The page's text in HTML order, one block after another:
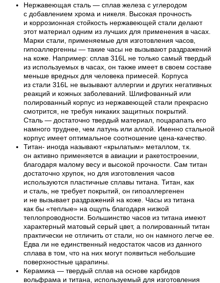
Нержавеющая сталь — сплав железа с углеродом
с добавлением хрома и никеля. Высокая прочность
и коррозионная стойкость нержавеющей стали делают
этот материал одним из лучших для применения в часах.
Марки стали, применяемые для изготовления часов,
гипоаллергенны — такие часы не вызывают раздражений
на коже. Например: сплав 316L не только самый твердый
из используемых в часах, он также имеет в своем составе
меньше вредных для человека примесей. Корпуса
из стали 316L не вызывают аллергии и других негативных
реакций и кожных заболеваний. Шлифованный или
полированный корпус из нержавеющей стали прекрасно
смотрится, не требуя никаких защитных покрытий.
Сталь — достаточно твердый материал, поцарапать его
намного труднее, чем латунь или аллой. Именно стальной
корпус имеет оптимальное соотношение цена-качество.
Титан- иногда называют «крылатым» металлом, т.к.
он активно применяется в авиации и ракетостроении,
благодаря малому весу и высокой прочности. Сам титан
достаточно хрупок, но для изготовления часов
используются пластичные сплавы титана. Титан, как
и сталь, не требует покрытий, он гипоаллергенен
и не вызывает раздражений на коже. Часы из титана
как бы «теплые» на ощупь благодаря низкой
теплопроводности. Большинство часов из титана имеют
характерный матовый серый цвет, а полированный титан
практически не отличить от стали, но он намного легче ее.
Едва ли не единственный недостаток часов из данного
сплава в том, что на них могут появиться небольшие
поверхностные царапины.
Керамика — твердый сплав на основе карбидов
вольфрама и титана, используемый для изготовления